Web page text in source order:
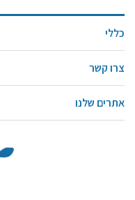
כללי
צרו קשר
אתרים שלנו